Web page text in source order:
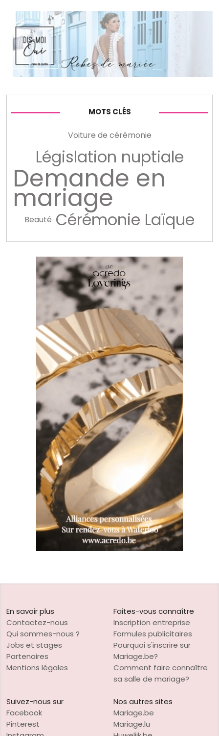
MOTS CLÉS
Voiture de cérémonie
Législation nuptiale
Demande en
mariage
Beauté Cérémonie Laïque
En savoir plus
Contactez-nous
Qui sommes-nous ?
Jobs et stages
Partenaires
Mentions légales
Faites-vous connaître
Inscription entreprise
Formules publicitaires
Pourquoi s'inscrire sur
Mariage.be?
Comment faire connaître
sa salle de mariage?
Suivez-nous sur
Facebook
Pinterest
Nos autres sites
Mariage.be
Mariage.lu